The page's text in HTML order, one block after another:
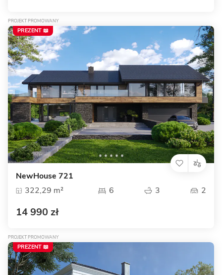
PROJEKT PROMOWANY
NewHouse 721
322,29 m²
6 3 2
14 990 zł
PREZENT 📖
PROJEKT PROMOWANY
PREZENT 📖